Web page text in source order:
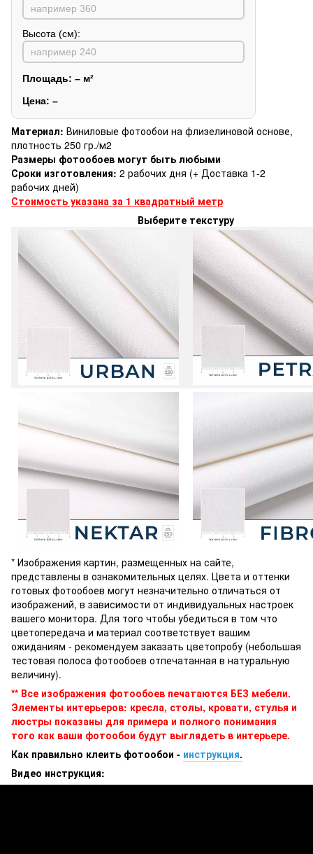
Высота (см):
Площадь: – м²
Цена: –
Материал: Виниловые фотообои на флизелиновой основе,
плотность 250 гр./м2
Размеры фотообоев могут быть любыми
Сроки изготовления: 2 рабочих дня (+ Доставка 1-2
рабочих дней)
Стоимость указана за 1 квадратный метр
Выберите текстуру
* Изображения картин, размещенных на сайте,
представлены в ознакомительных целях. Цвета и оттенки
готовых фотообоев могут незначительно отличаться от
изображений, в зависимости от индивидуальных настроек
вашего монитора. Для того чтобы убедиться в том что
цветопередача и материал соответствует вашим
ожиданиям - рекомендуем заказать цветопробу (небольшая
тестовая полоса фотообоев отпечатанная в натуральную
величину).
** Все изображения фотообоев печатаются БЕЗ мебели.
Элементы интерьеров: кресла, столы, кровати, стулья и
люстры показаны для примера и полного понимания
того как ваши фотообои будут выглядеть в интерьере.
Как правильно клеить фотообои - инструкция.
Видео инструкция: